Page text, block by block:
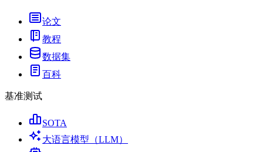
论文
教程
数据集
百科
基准测试
SOTA
大语言模型（LLM）